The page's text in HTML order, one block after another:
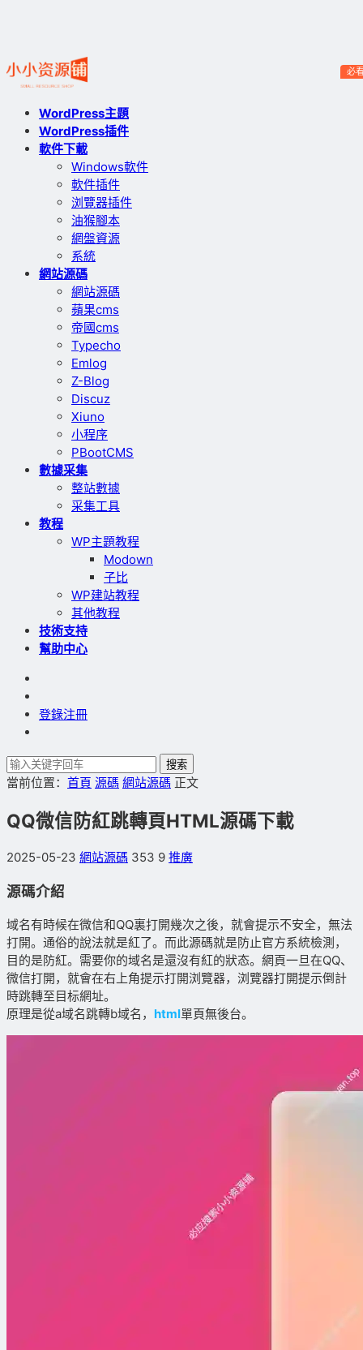
WordPress主題
WordPress插件
軟件下載
Windows軟件
軟件插件
浏覽器插件
油猴腳本
網盤資源
系統
網站源碼
網站源碼
蘋果cms
帝國cms
Typecho
Emlog
Z-Blog
Discuz
Xiuno
小程序
PBootCMS
數據采集
整站數據
采集工具
教程
WP主題教程
Modown
子比
WP建站教程
其他教程
技術支持
幫助中心
必
登錄注冊
搜索
當前位置： 首頁 源碼 網站源碼 正文
QQ微信防紅跳轉頁HTML源碼下載
2025-05-23 網站源碼 353 9 推廣
源碼介紹
域名有時候在微信和QQ裏打開幾次之後，就會提示不安全，無法
打開。通俗的說法就是紅了。而此源碼就是防止官方系統檢測，
目的是防紅。需要你的域名是還沒有紅的狀态。網頁一旦在QQ、
微信打開，就會在右上角提示打開浏覽器，浏覽器打開提示倒計
時跳轉至目标網址。
原理是從a域名跳轉b域名， html單頁無後台。